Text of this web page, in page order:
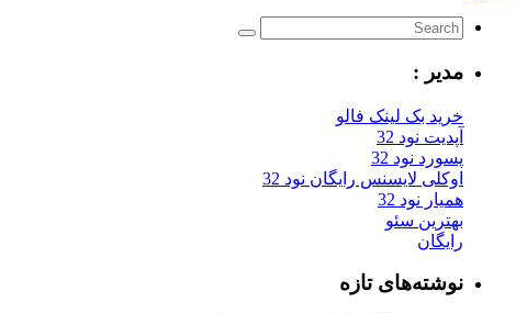
مدیر :
خرید بک لینک فالو
آپدیت نود 32
پسورد نود 32
اوکلی لایسنس رایگان نود 32
همیار نود 32
بهترین سئو
رایگان
نوشته‌های تازه